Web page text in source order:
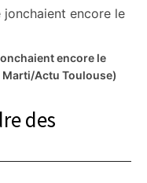
encore le
Actu Toulouse)
des